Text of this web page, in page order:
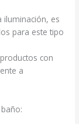
iluminación, es
para este tipo
con
a